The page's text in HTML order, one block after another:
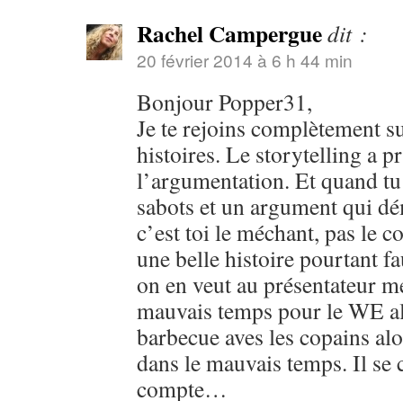
Rachel Camperguedit :
20 février 2014 à 6 h 44 min
Bonjour Popper31,
Je te rejoins complètement
histoires. Le storytelling a
l’argumentation. Et quand
sabots et un argument qui
c’est toi le méchant, pas le
une belle histoire pourtant
on en veut au présentateur
mauvais temps pour le WE
barbecue aves les copains
dans le mauvais temps. Il se
compte…